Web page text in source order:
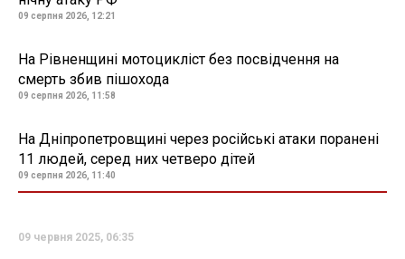
09 серпня 2026, 12:21
На Рівненщині мотоцикліст без посвідчення на
смерть збив пішохода
09 серпня 2026, 11:58
На Дніпропетровщині через російські атаки поранені
11 людей, серед них четверо дітей
09 серпня 2026, 11:40
09 червня 2025, 06:35